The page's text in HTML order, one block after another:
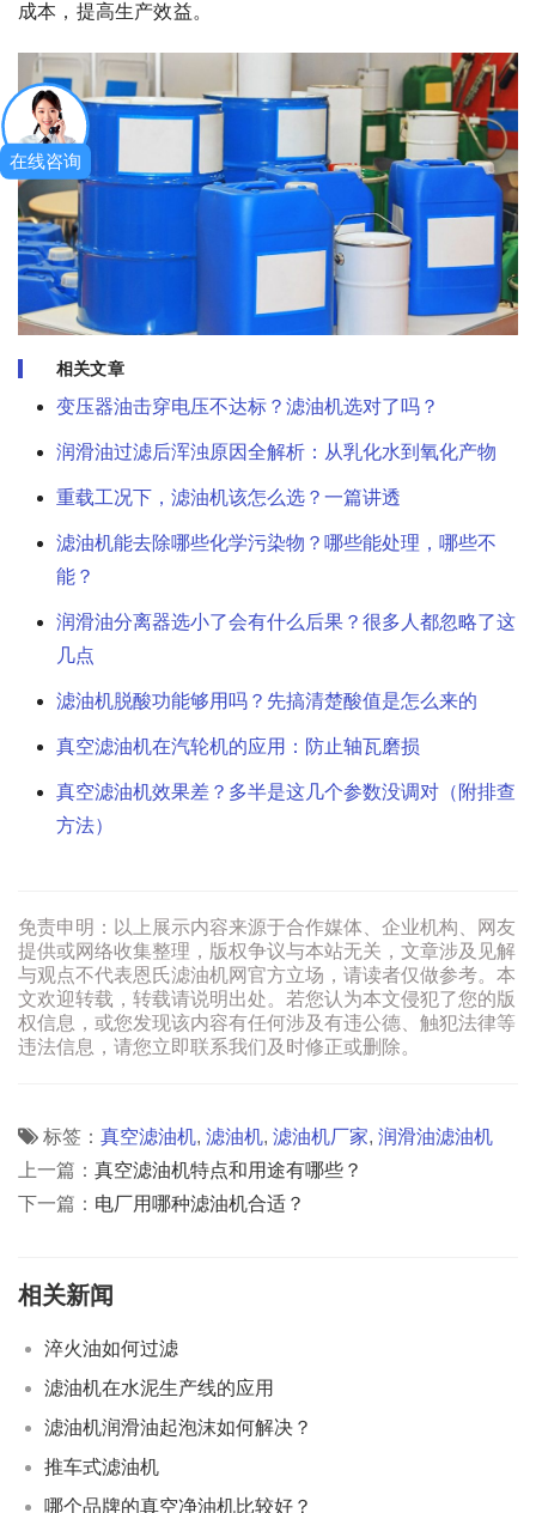
成本，提高生产效益。
相关文章
变压器油击穿电压不达标？滤油机选对了吗？
润滑油过滤后浑浊原因全解析：从乳化水到氧化产物
重载工况下，滤油机该怎么选？一篇讲透
滤油机能去除哪些化学污染物？哪些能处理，哪些不
能？
润滑油分离器选小了会有什么后果？很多人都忽略了这
几点
滤油机脱酸功能够用吗？先搞清楚酸值是怎么来的
真空滤油机在汽轮机的应用：防止轴瓦磨损
真空滤油机效果差？多半是这几个参数没调对（附排查
方法）
免责申明：以上展示内容来源于合作媒体、企业机构、网友
提供或网络收集整理，版权争议与本站无关，文章涉及见解
与观点不代表恩氏滤油机网官方立场，请读者仅做参考。本
文欢迎转载，转载请说明出处。若您认为本文侵犯了您的版
权信息，或您发现该内容有任何涉及有违公德、触犯法律等
违法信息，请您立即联系我们及时修正或删除。
标签： 真空滤油机, 滤油机, 滤油机厂家, 润滑油滤油机
上一篇： 真空滤油机特点和用途有哪些？
下一篇： 电厂用哪种滤油机合适？
相关新闻
淬火油如何过滤
滤油机在水泥生产线的应用
滤油机润滑油起泡沫如何解决？
推车式滤油机
哪个品牌的真空净油机比较好？
在线咨询